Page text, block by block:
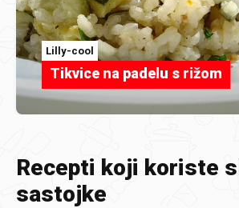
Lilly-cool
Tikvice na padelu s rižom
Recepti koji koriste
sastojke